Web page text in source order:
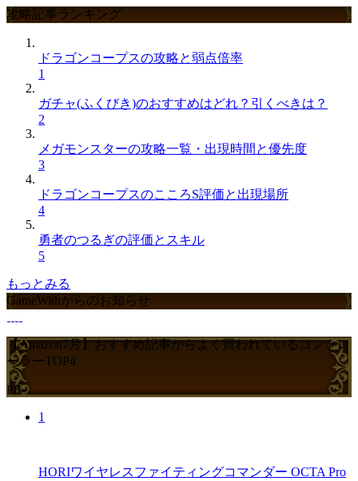
攻略記事ランキング
ドラゴンコープスの攻略と弱点倍率
1
ガチャ(ふくびき)のおすすめはどれ？引くべきは？
2
メガモンスターの攻略一覧・出現時間と優先度
3
ドラゴンコープスのこころS評価と出現場所
4
勇者のつるぎの評価とスキル
5
もっとみる
GameWithからのお知らせ
【Amazon7月】おすすめ記事からよく買われているコントロ
ーラーTOP4
PR
1
HORIワイヤレスファイティングコマンダー OCTA Pro